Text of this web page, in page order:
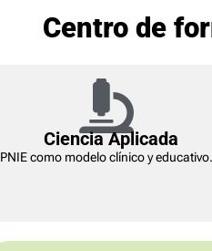
Centro de
Ciencia Aplicada
PNIE como modelo clínico y educativo.